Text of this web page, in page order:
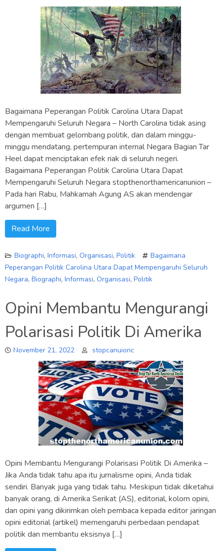
Bagaimana Peperangan Politik Carolina Utara Dapat
Mempengaruhi Seluruh Negara – North Carolina tidak asing
dengan membuat gelombang politik, dan dalam minggu-
minggu mendatang, pertempuran internal Negara Bagian Tar
Heel dapat menciptakan efek riak di seluruh negeri.
Bagaimana Peperangan Politik Carolina Utara Dapat
Mempengaruhi Seluruh Negara stopthenorthamericanunion –
Pada hari Rabu, Mahkamah Agung AS akan mendengar
argumen […]
Read More
Biographi, Informasi, Organisasi, Politik
Bagaimana
Peperangan Politik Carolina Utara Dapat Mempengaruhi Seluruh
Negara, Biographi, Informasi, Organisasi, Politik
Opini Membantu Mengurangi
Polarisasi Politik Di Amerika
November 21, 2022 stopcanuionc
Opini Membantu Mengurangi Polarisasi Politik Di Amerika –
Jika Anda tidak tahu apa itu jurnalisme opini, Anda tidak
sendiri. Banyak juga yang tidak tahu. Meskipun tidak diketahui
banyak orang, di Amerika Serikat (AS), editorial, kolom opini,
dan opini yang dikirimkan oleh pembaca kepada editor jaringan
opini editorial (artikel) memengaruhi perbedaan pendapat
politik dan membantu eksisnya […]